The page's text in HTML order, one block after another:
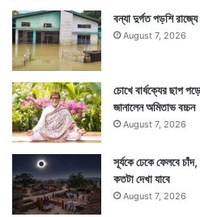
বন্যা দুর্গত পড়শি
August 7, 2026
চোখে বার্ধক্যের ছাপ
জানালেন অমিতাভ বচ্চন
August 7, 2026
সূর্যকে ঢেকে ফেলবে
কতটা দেখা যাবে
August 7, 2026